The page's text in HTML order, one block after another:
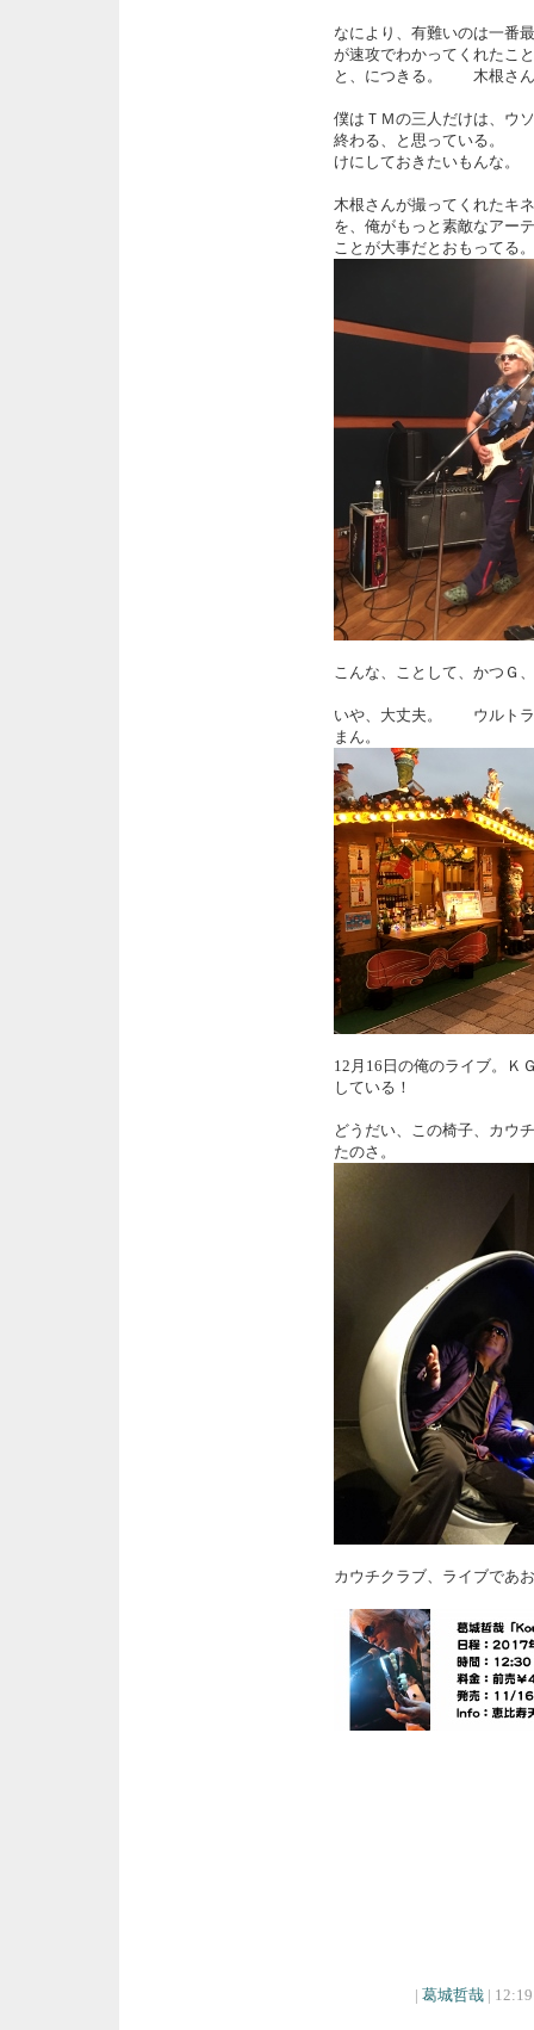
なにより、有難いのは一番
が速攻でわかってくれたこ
と、につきる。 木根さ
僕はＴＭの三人だけは、ウ
終わる、と思っている。
けにしておきたいもんな
木根さんが撮ってくれた
を、俺がもっと素敵なアー
ことが大事だとおもってる。
こんな、ことして、かつＧ
いや、大丈夫。 ウルトラ
まん。
12月16日の俺のライブ。
している！
どうだい、この椅子、カ
たのさ。
カウチクラブ、ライブであ
| 葛城哲哉|